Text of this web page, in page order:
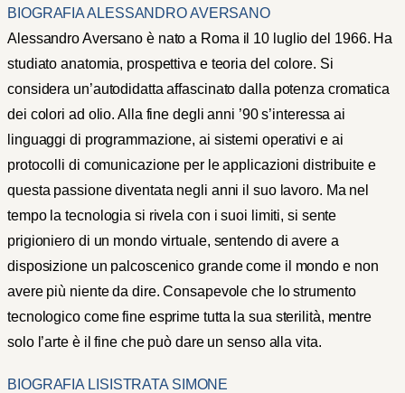
BIOGRAFIA ALESSANDRO AVERSANO
Alessandro Aversano è nato a Roma il 10 luglio del 1966. Ha
studiato anatomia, prospettiva e teoria del colore. Si
considera un’autodidatta affascinato dalla potenza cromatica
dei colori ad olio. Alla fine degli anni ’90 s’interessa ai
linguaggi di programmazione, ai sistemi operativi e ai
protocolli di comunicazione per le applicazioni distribuite e
questa passione diventata negli anni il suo lavoro. Ma nel
tempo la tecnologia si rivela con i suoi limiti, si sente
prigioniero di un mondo virtuale, sentendo di avere a
disposizione un palcoscenico grande come il mondo e non
avere più niente da dire. Consapevole che lo strumento
tecnologico come fine esprime tutta la sua sterilità, mentre
solo l’arte è il fine che può dare un senso alla vita.
BIOGRAFIA LISISTRATA SIMONE